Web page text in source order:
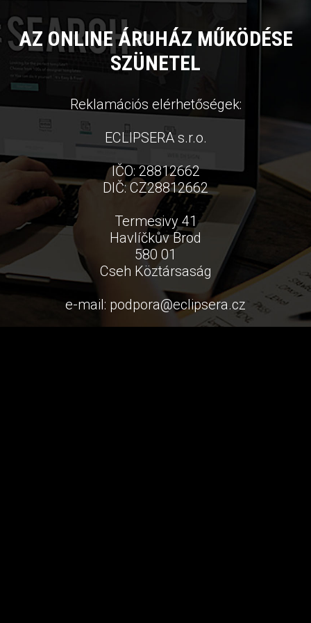
AZ ONLINE ÁRUHÁZ MŰKÖDÉSE
SZÜNETEL
Reklamációs elérhetőségek:
ECLIPSERA s.r.o.
IČO: 28812662
DIČ: CZ28812662
Termesivy 41
Havlíčkův Brod
580 01
Cseh Köztársaság
e-mail: podpora@eclipsera.cz